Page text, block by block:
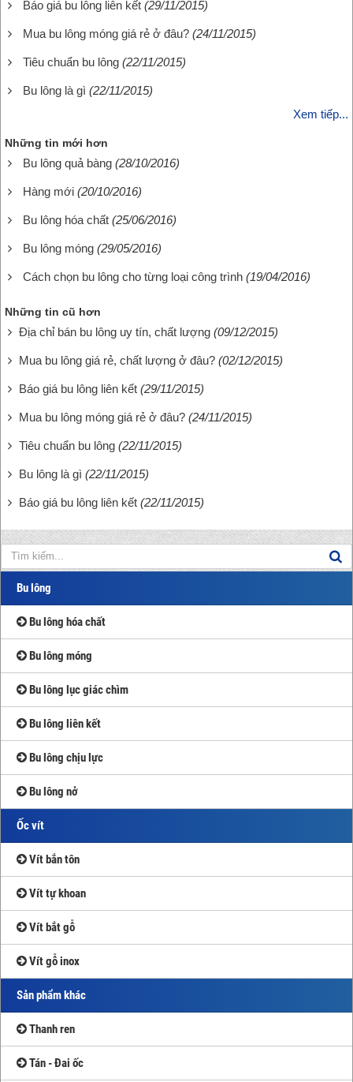
Báo giá bu lông liên kết (29/11/2015)
Mua bu lông móng giá rẻ ở đâu? (24/11/2015)
Tiêu chuẩn bu lông (22/11/2015)
Bu lông là gì (22/11/2015)
Xem tiếp...
Những tin mới hơn
Bu lông quả bàng (28/10/2016)
Hàng mới (20/10/2016)
Bu lông hóa chất (25/06/2016)
Bu lông móng (29/05/2016)
Cách chọn bu lông cho từng loại công trình (19/04/2016)
Những tin cũ hơn
Địa chỉ bán bu lông uy tín, chất lượng (09/12/2015)
Mua bu lông giá rẻ, chất lượng ở đâu? (02/12/2015)
Báo giá bu lông liên kết (29/11/2015)
Mua bu lông móng giá rẻ ở đâu? (24/11/2015)
Tiêu chuẩn bu lông (22/11/2015)
Bu lông là gì (22/11/2015)
Báo giá bu lông liên kết (22/11/2015)
Bu lông
Bu lông hóa chất
Bu lông móng
Bu lông lục giác chìm
Bu lông liên kết
Bu lông chịu lực
Bu lông nở
Ốc vít
Vít bắn tôn
Vít tự khoan
Vít bắt gỗ
Vít gỗ inox
Sản phẩm khác
Thanh ren
Tán - Đai ốc